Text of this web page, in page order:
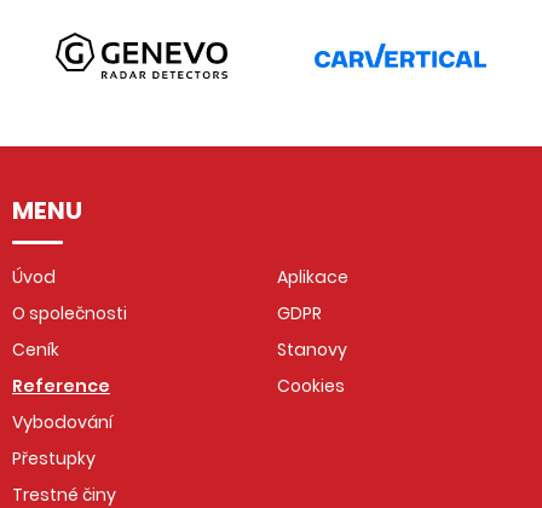
MENU
Úvod
O společnosti
Ceník
Reference
Vybodování
Přestupky
Trestné činy
Aplikace
GDPR
Stanovy
Cookies